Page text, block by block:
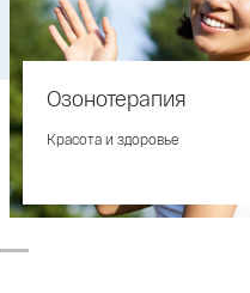
Озонотерапия
Красота и здоровье